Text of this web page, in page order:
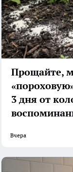
Прощайте,
3 дня от
Вчера